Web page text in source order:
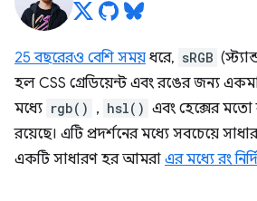
25 বছরেরও বেশি সময় ধরে, sRGB
হল CSS গ্রেডিয়েন্ট এবং রঙের জন্য
মধ্যে rgb() , hsl() এবং হেক্সের
রয়েছে। এটি প্রদর্শনের মধ্যে সবচেয়ে
একটি সাধারণ হর আমরা এর মধ্যে রং